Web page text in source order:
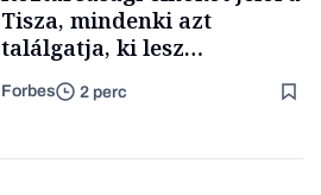
Tisza, mindenki azt
találgatja, ki lesz
szombaton a befutó –
soroljuk az eddig felmerült
Forbes 2 perc